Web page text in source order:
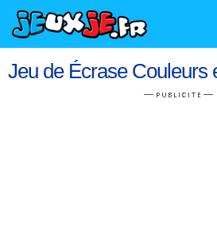
Jeu de Écrase Couleurs